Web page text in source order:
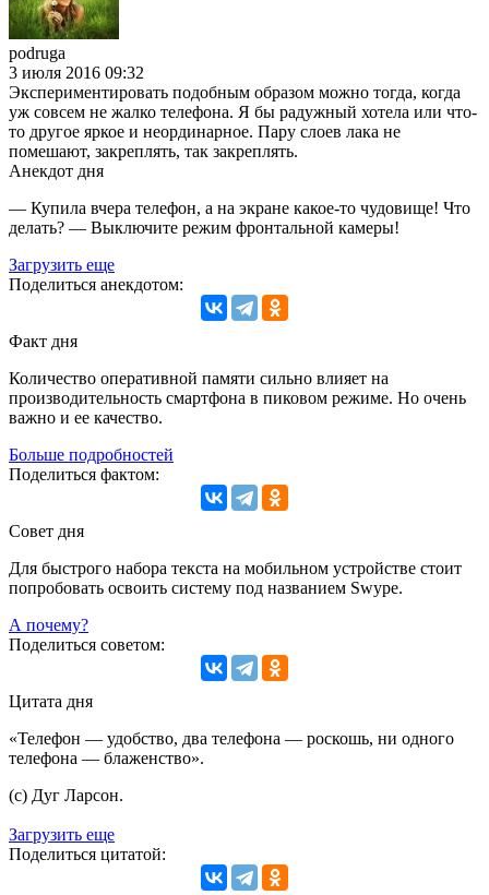
podruga
3 июля 2016 09:32
Экспериментировать подобным образом можно тогда, когда
уж совсем не жалко телефона. Я бы радужный хотела или что-
то другое яркое и неординарное. Пару слоев лака не
помешают, закреплять, так закреплять.
Анекдот дня
— Купила вчера телефон, а на экране какое-то чудовище! Что
делать? — Выключите режим фронтальной камеры!
Загрузить еще
Поделиться анекдотом:
Факт дня
Количество оперативной памяти сильно влияет на
производительность смартфона в пиковом режиме. Но очень
важно и ее качество.
Больше подробностей
Поделиться фактом:
Совет дня
Для быстрого набора текста на мобильном устройстве стоит
попробовать освоить систему под названием Swype.
А почему?
Поделиться советом:
Цитата дня
«Телефон — удобство, два телефона — роскошь, ни одного
телефона — блаженство».
(с) Дуг Ларсон.
Загрузить еще
Поделиться цитатой: